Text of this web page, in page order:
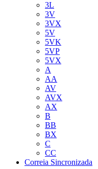
3L
3V
3VX
5V
5VK
5VP
5VX
A
AA
AV
AVX
AX
B
BB
BX
C
CC
Correia Sincronizada